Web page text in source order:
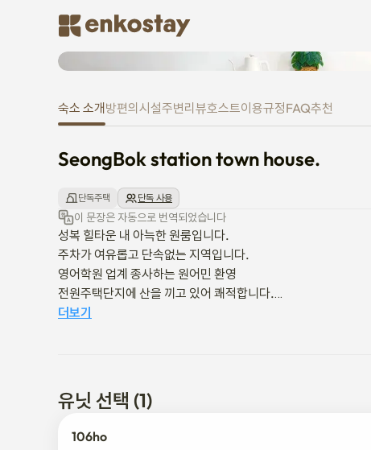
SeongBok station town house.
숙소 소개 방편의시설주변리뷰호스트이용규정FAQ추천
SeongBok station town house.
단독주택 단독 사용
이 문장은 자동으로 번역되었습니다
성복 힐타운 내 아늑한 원룸입니다.
주차가 여유롭고 단속없는 지역입니다.
영어학원 업계 종사하는 원어민 환영
전원주택단지에 산을 끼고 있어 쾌적합니다.
도보 10분내에 지하철과 롯데몰, 롯데시네마, 대형마트(이마트,
더보기
유닛 선택 (1)
106ho